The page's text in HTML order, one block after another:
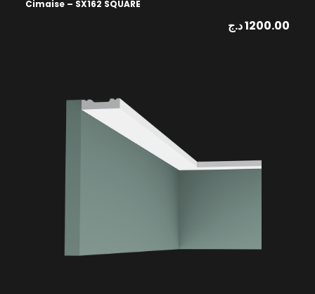
Cimaise – SX162 SQUARE
1200.00د.ج